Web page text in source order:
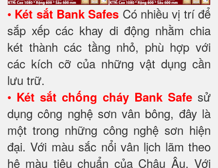
• Két sắt Bank Safes Có nhiều vị trí để
sắp xếp các khay di động nhằm chia
két thành các tầng nhỏ, phù hợp với
các kích cỡ của những vật dụng cần
lưu trữ.
• Két sắt chống cháy Bank Safe sử
dụng công nghệ sơn vân bông, đây là
một trong những công nghệ sơn hiện
đại. Với màu sắc nổi vân lịch lãm theo
hệ màu tiêu chuẩn của Châu Âu. Với